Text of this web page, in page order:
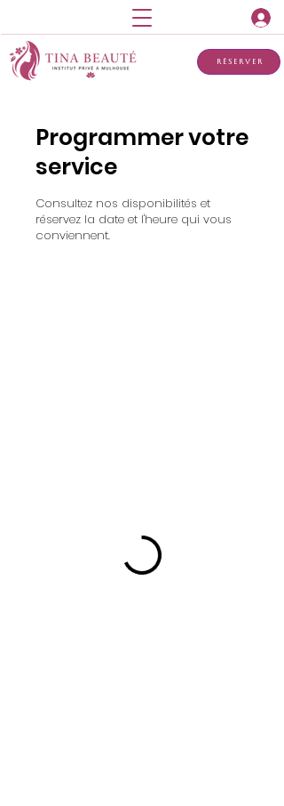
Réserver
Programmer votre
service
Consultez nos disponibilités et
réservez la date et l'heure qui vous
conviennent.